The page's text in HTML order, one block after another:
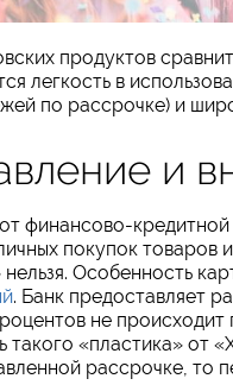
продуктов
легкость в
по рассрочке) и
и
финансово-
покупок товаров
Особенность
. Банк предоставляет
не
такого «пластика» от
рассрочке, то